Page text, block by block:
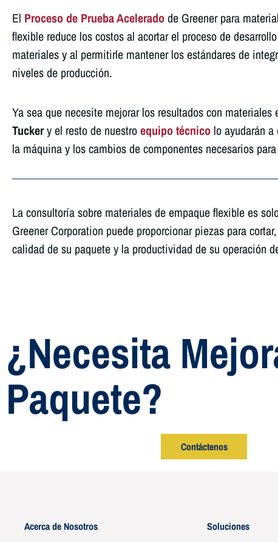
El Proceso de Prueba Aceleradode Greener para
flexible reduce los costos al acortar el proceso de
materiales y al permitirle mantener los estándares de
niveles de producción.
Ya sea que necesite mejorar los resultados con
Tuckery el resto de nuestroequipo técnico lo ayudarán
la máquina y los cambios de componentes necesarios
La consultoría sobre materiales de empaque flexible es
Greener Corporation puede proporcionar piezas para
calidad de su paquete y la productividad de su operación
¿Necesita
Paquete?
Contáctenos
Acerca de Nosotros
Soluciones